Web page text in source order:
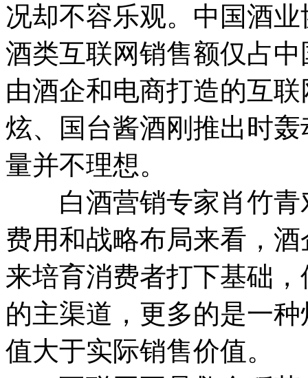
况却不容乐观。中国酒
酒类互联网销售额仅占
由酒企和电商打造的互
炫、国台酱酒刚推出时
量并不理想。
白酒营销专家肖竹青
费用和战略布局来看，
来培育消费者打下基础
的主渠道，更多的是一
值大于实际销售价值。